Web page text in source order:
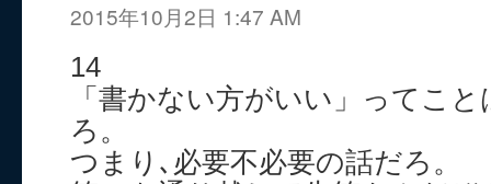
2015年10月2日 1:47 AM
14
「書かない方がいい」ってこ
ろ。
つまり､必要不必要の話だろ。